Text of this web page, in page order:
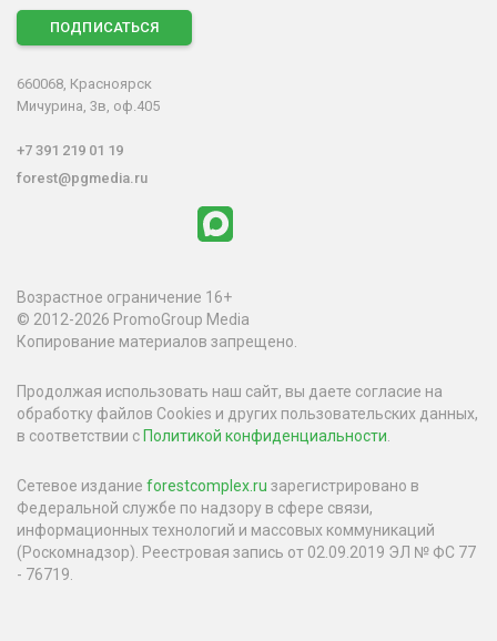
ПОДПИСАТЬСЯ
660068, Красноярск
Мичурина, 3в, оф.405
+7 391 219 01 19
forest@pgmedia.ru
Возрастное ограничение 16+
© 2012-2026 PromoGroup Media
Копирование материалов запрещено.
Продолжая использовать наш сайт, вы даете согласие на
обработку файлов Cookies и других пользовательских данных,
в соответствии с Политикой конфиденциальности
Сетевое издание forestcomplex.ru зарегистрировано в
Федеральной службе по надзору в сфере связи,
информационных технологий и массовых коммуникаций
(Роскомнадзор). Реестровая запись от 02.09.2019 ЭЛ № ФС 77
- 76719.